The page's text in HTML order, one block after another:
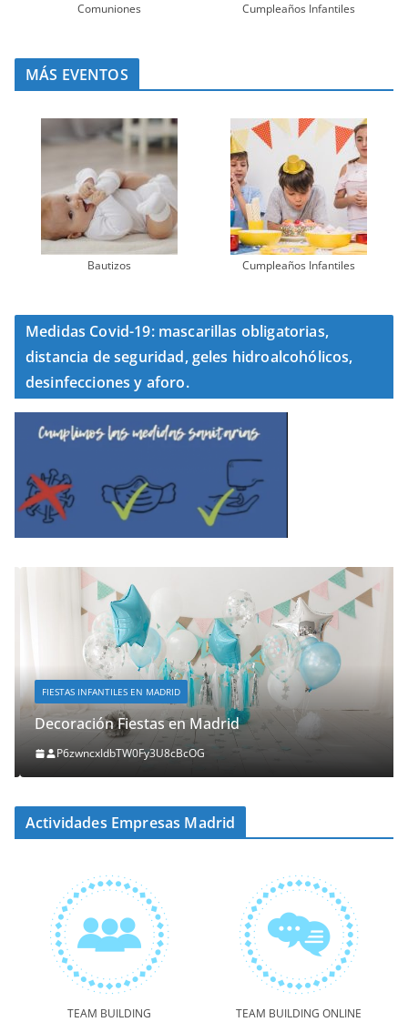
Comuniones Cumpleaños Infantiles
MÁS EVENTOS
Bautizos Cumpleaños Infantiles
Medidas Covid-19: mascarillas obligatorias,
distancia de seguridad, geles hidroalcohólicos,
desinfecciones y aforo.
FIESTAS INFANTILES EN MADRID
Decoración Fiestas en Madrid
P6zwncxIdbTW0Fy3U8cBcOG
Actividades Empresas Madrid
TEAM BUILDING TEAM BUILDING ONLINE